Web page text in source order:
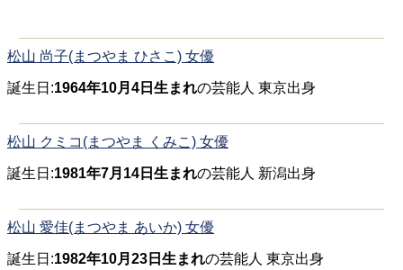
松山 尚子(まつやま ひさこ) 女優
誕生日:1964年10月4日生まれの芸能人 東京出身
松山 クミコ(まつやま くみこ) 女優
誕生日:1981年7月14日生まれの芸能人 新潟出身
松山 愛佳(まつやま あいか) 女優
誕生日:1982年10月23日生まれの芸能人 東京出身